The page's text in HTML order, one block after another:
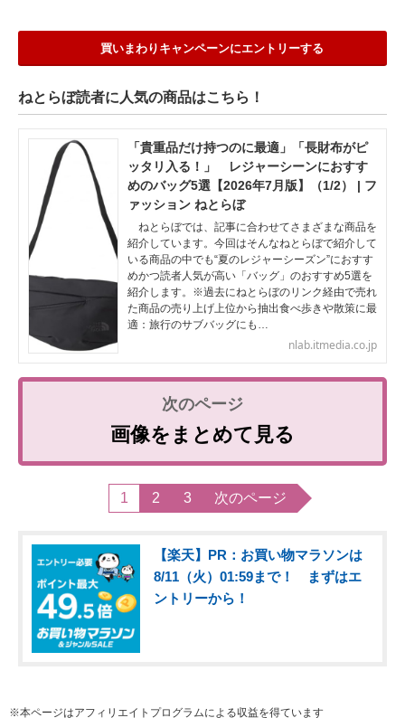
買いまわりキャンペーンにエントリーする
ねとらぼ読者に人気の商品はこちら！
「貴重品だけ持つのに最適」「長財布がピ
ッタリ入る！」 レジャーシーンにおすす
めのバッグ5選【2026年7月版】（1/2） | フ
ァッション ねとらぼ
ねとらぼでは、記事に合わせてさまざまな商品を
紹介しています。今回はそんなねとらぼで紹介して
いる商品の中でも“夏のレジャーシーズン”におすす
めかつ読者人気が高い「バッグ」のおすすめ5選を
紹介します。※過去にねとらぼのリンク経由で売れ
た商品の売り上げ上位から抽出食べ歩きや散策に最
適：旅行のサブバッグにも…
nlab.itmedia.co.jp
画像をまとめて見る
1 2 3 次のページ
【楽天】PR：お買い物マラソンは
8/11（火）01:59まで！ まずはエ
ントリーから！
※本ページはアフィリエイトプログラムによる収益を得ています